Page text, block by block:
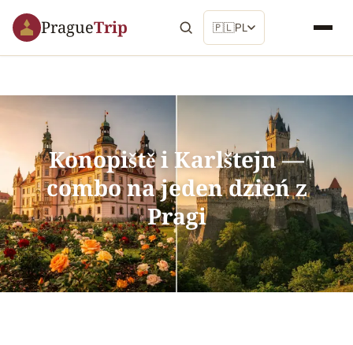
PragueTrip 🇵🇱PL
Konopiště i Karlštejn —
combo na jeden dzień z
Pragi